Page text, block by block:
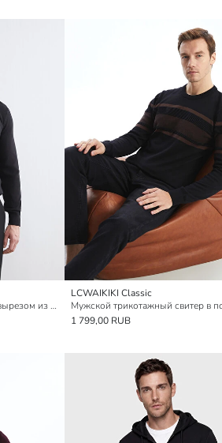
Мужской свитер с круглым вырезом из трикотажа
LCWAIKIKI Classic
1 799,00 RUB